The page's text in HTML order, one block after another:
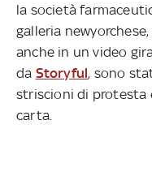
la società
galleria
anche in un video
da Storyful, sono
striscioni di protesta
carta.